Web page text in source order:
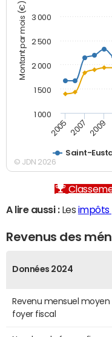
Montant par mois (€)
Saint-
2005 2007 2009
1 000
1 500
2 000
2 500
3 000
© JDN 2026
A lire aussi :Les impôts
Revenus des
Données 2024
Revenu mensuel moyen
foyer fiscal